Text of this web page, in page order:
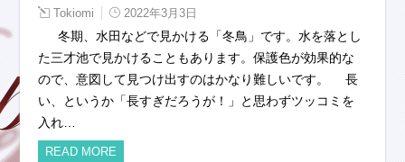
Tokiomi 2022年3月3日
冬期、水田などで見かける「冬鳥」です。水を落とし
た三才池で見かけることもあります。保護色が効果的な
ので、意図して見つけ出すのはかなり難しいです。 長
い、というか「長すぎだろうが！」と思わずツッコミを
入れ…
READ MORE